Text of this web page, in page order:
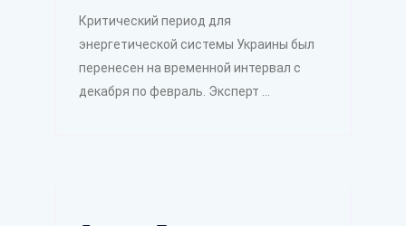
Критический период для
энергетической системы Украины был
перенесен на временной интервал с
декабря по февраль. Эксперт ...